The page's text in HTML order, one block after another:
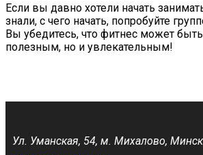
Если вы давно хотели начать
знали, с чего начать, попробуйте
Вы убедитесь, что фитнес может
полезным, но и увлекательным!
Ул. Уманская, 54, м. Михалово, Минск